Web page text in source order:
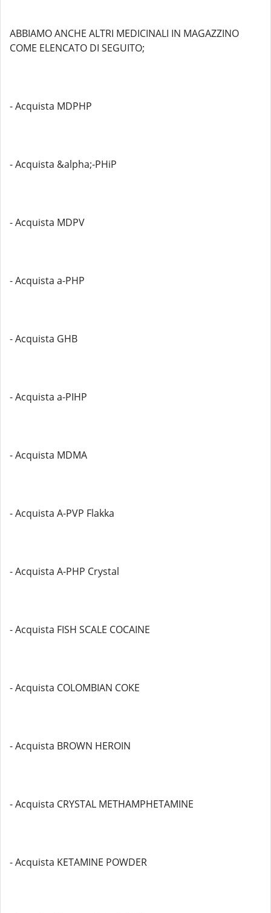
ABBIAMO ANCHE ALTRI MEDICINALI IN MAGAZZINO
COME ELENCATO DI SEGUITO;
- Acquista MDPHP
- Acquista &alpha;-PHiP
- Acquista MDPV
- Acquista a-PHP
- Acquista GHB
- Acquista a-PIHP
- Acquista MDMA
- Acquista A-PVP Flakka
- Acquista A-PHP Crystal
- Acquista FISH SCALE COCAINE
- Acquista COLOMBIAN COKE
- Acquista BROWN HEROIN
- Acquista CRYSTAL METHAMPHETAMINE
- Acquista KETAMINE POWDER